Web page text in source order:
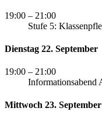
19:00 – 21:00
Stufe 5:
Dienstag 22. September
19:00 – 21:00
Informationsabend
Mittwoch 23. September